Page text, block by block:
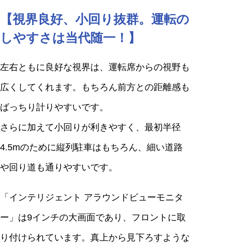
【視界良好、小回り抜群。運転の
しやすさは当代随一！】
左右ともに良好な視界は、運転席からの視野も
広くしてくれます。もちろん前方との距離感も
ばっちり計りやすいです。
さらに加えて小回りが利きやすく、最初半径
4.5mのために縦列駐車はもちろん、細い道路
や回り道も通りやすいです。
「インテリジェント アラウンドビューモニタ
ー」は9インチの大画面であり、フロントに取
り付けられています。真上から見下ろすような